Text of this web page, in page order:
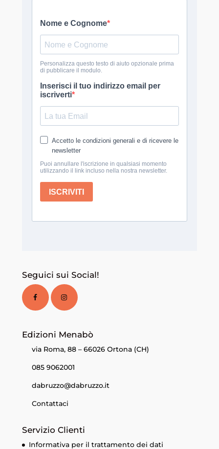
Seguici sui Social!
Edizioni Menabò
via Roma, 88 – 66026 Ortona (CH)
085 9062001
dabruzzo@dabruzzo.it
Contattaci
Servizio Clienti
Informativa per il trattamento dei dati